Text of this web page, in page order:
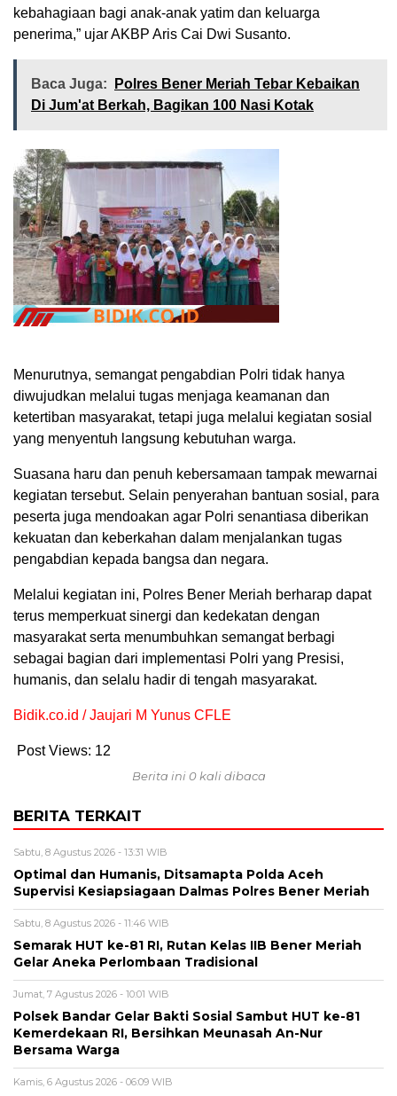
kebahagiaan bagi anak-anak yatim dan keluarga
penerima,” ujar AKBP Aris Cai Dwi Susanto.
Baca Juga:
Polres Bener Meriah Tebar Kebaikan
Di Jum'at Berkah, Bagikan 100 Nasi Kotak
Menurutnya, semangat pengabdian Polri tidak hanya
diwujudkan melalui tugas menjaga keamanan dan
ketertiban masyarakat, tetapi juga melalui kegiatan sosial
yang menyentuh langsung kebutuhan warga.
Suasana haru dan penuh kebersamaan tampak mewarnai
kegiatan tersebut. Selain penyerahan bantuan sosial, para
peserta juga mendoakan agar Polri senantiasa diberikan
kekuatan dan keberkahan dalam menjalankan tugas
pengabdian kepada bangsa dan negara.
Melalui kegiatan ini, Polres Bener Meriah berharap dapat
terus memperkuat sinergi dan kedekatan dengan
masyarakat serta menumbuhkan semangat berbagi
sebagai bagian dari implementasi Polri yang Presisi,
humanis, dan selalu hadir di tengah masyarakat.
Bidik.co.id / Jaujari M Yunus CFLE
Post Views: 12
Berita ini 0 kali dibaca
BERITA TERKAIT
Sabtu, 8 Agustus 2026 - 13:31 WIB
Optimal dan Humanis, Ditsamapta Polda Aceh
Supervisi Kesiapsiagaan Dalmas Polres Bener Meriah
Sabtu, 8 Agustus 2026 - 11:46 WIB
Semarak HUT ke-81 RI, Rutan Kelas IIB Bener Meriah
Gelar Aneka Perlombaan Tradisional
Jumat, 7 Agustus 2026 - 10:01 WIB
Polsek Bandar Gelar Bakti Sosial Sambut HUT ke-81
Kemerdekaan RI, Bersihkan Meunasah An-Nur
Bersama Warga
Kamis, 6 Agustus 2026 - 06:09 WIB